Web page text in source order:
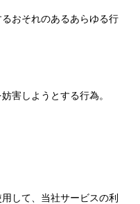
おそれのあるあらゆる行
害しようとする行為。
して、当社サービスの利